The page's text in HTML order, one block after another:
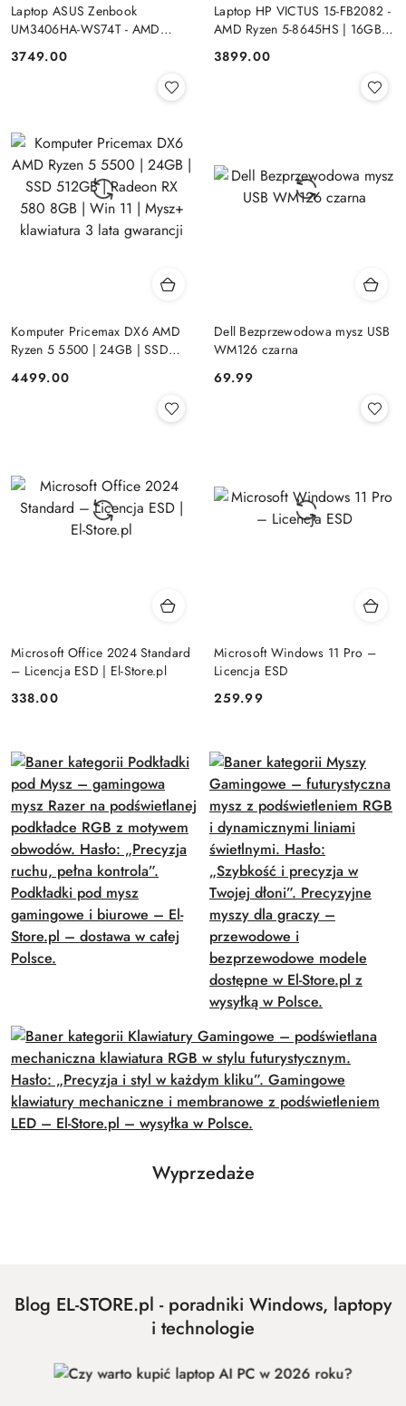
Laptop ASUS Zenbook
UM3406HA-WS74T - AMD
512GB | 14" OLED (1920x1200)
Cena:
3749.00
Laptop HP VICTUS 15-FB2082 -
AMD Ryzen 5-8645HS | 16GB |
GeForce RTX 4050 6144MB |
Cena:
3899.00
Komputer Pricemax DX6 AMD
Ryzen 5 5500 | 24GB | SSD
Win 11 | Mysz+ klawiatura 3 lata
Cena:
4499.00
Dell Bezprzewodowa mysz USB
WM126 czarna
Cena:
69.99
Microsoft Office 2024 Standard
– Licencja ESD | El-Store.pl
Cena:
338.00
Microsoft Windows 11 Pro –
Licencja ESD
Cena:
259.99
Pomiń karuzelę produktów
Produkty
Wyprzedaże
Blog EL-STORE.pl - poradniki Windows, laptopy
i technologie